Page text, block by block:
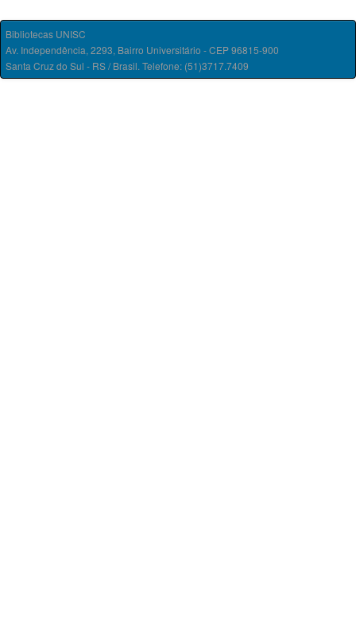
Bibliotecas UNISC
Av. Independência, 2293, Bairro Universitário - CEP 96815-900
Santa Cruz do Sul - RS / Brasil. Telefone: (51)3717.7409